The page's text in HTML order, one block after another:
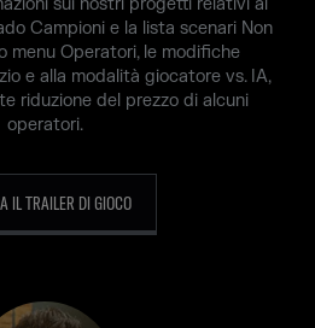
sui nostri progetti relativi al
Campioni e la lista scenari Non
menu Operatori, le modifiche
e alla modalità giocatore vs. IA,
riduzione del prezzo di alcuni
operatori.
IL TRAILER DI GIOCO